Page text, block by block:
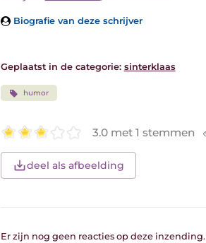
Biografie van deze schrijver
Geplaatst in de categorie: sinterklaas
humor
3.0 met 1 stemmen
deel als afbeelding
Er zijn nog geen reacties op deze inzending.